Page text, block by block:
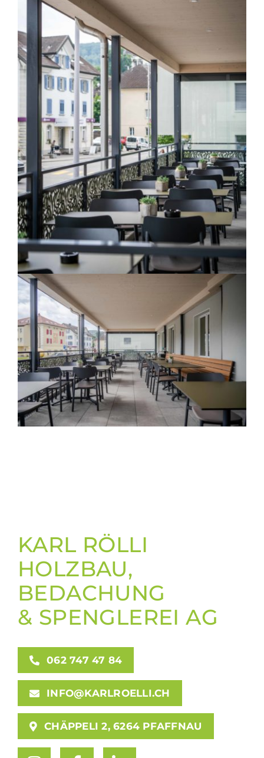
KARL RÖLLI
HOLZBAU,
BEDACHUNG
& SPENGLEREI AG
062 747 47 84
INFO@KARLROELLI.CH
CHÄPPELI 2, 6264 PFAFFNAU